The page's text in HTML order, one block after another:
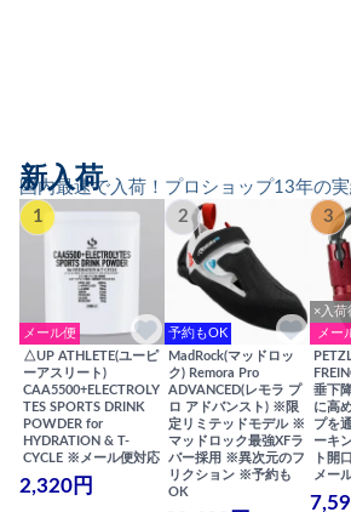
国内最速で入荷！プロショップ13年の
新入荷
1
メール便
△UP ATHLETE(ユーピ
ーアスリート)
CAA5500+ELECTROLY
TES SPORTS DRINK
POWDER for
HYDRATION & T-
CYCLE ※メール便対応
2,320円
2
予約もOK
MadRock(マッドロッ
ク) Remora Pro
ADVANCED(レモラ プ
ロ アドバンスト) ※限
定リミテッドモデル ※
マッドロック最強XFラ
バー採用 ※異次元のフ
リクション ※予約も
OK
3
×入荷
メー
垂下
に高
プを
ーキ
ト開
メー